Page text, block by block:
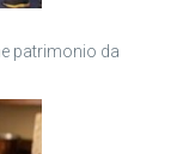
patrimonio da